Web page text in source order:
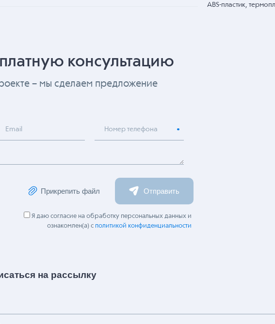
ABS-пластик,
консультацию
– мы сделаем предложение
Email Номер телефона
Прикрепить файл Отправить
Я даю согласие на обработку персональных данных и
ознакомлен(а) с политикой конфиденциальности
на рассылку